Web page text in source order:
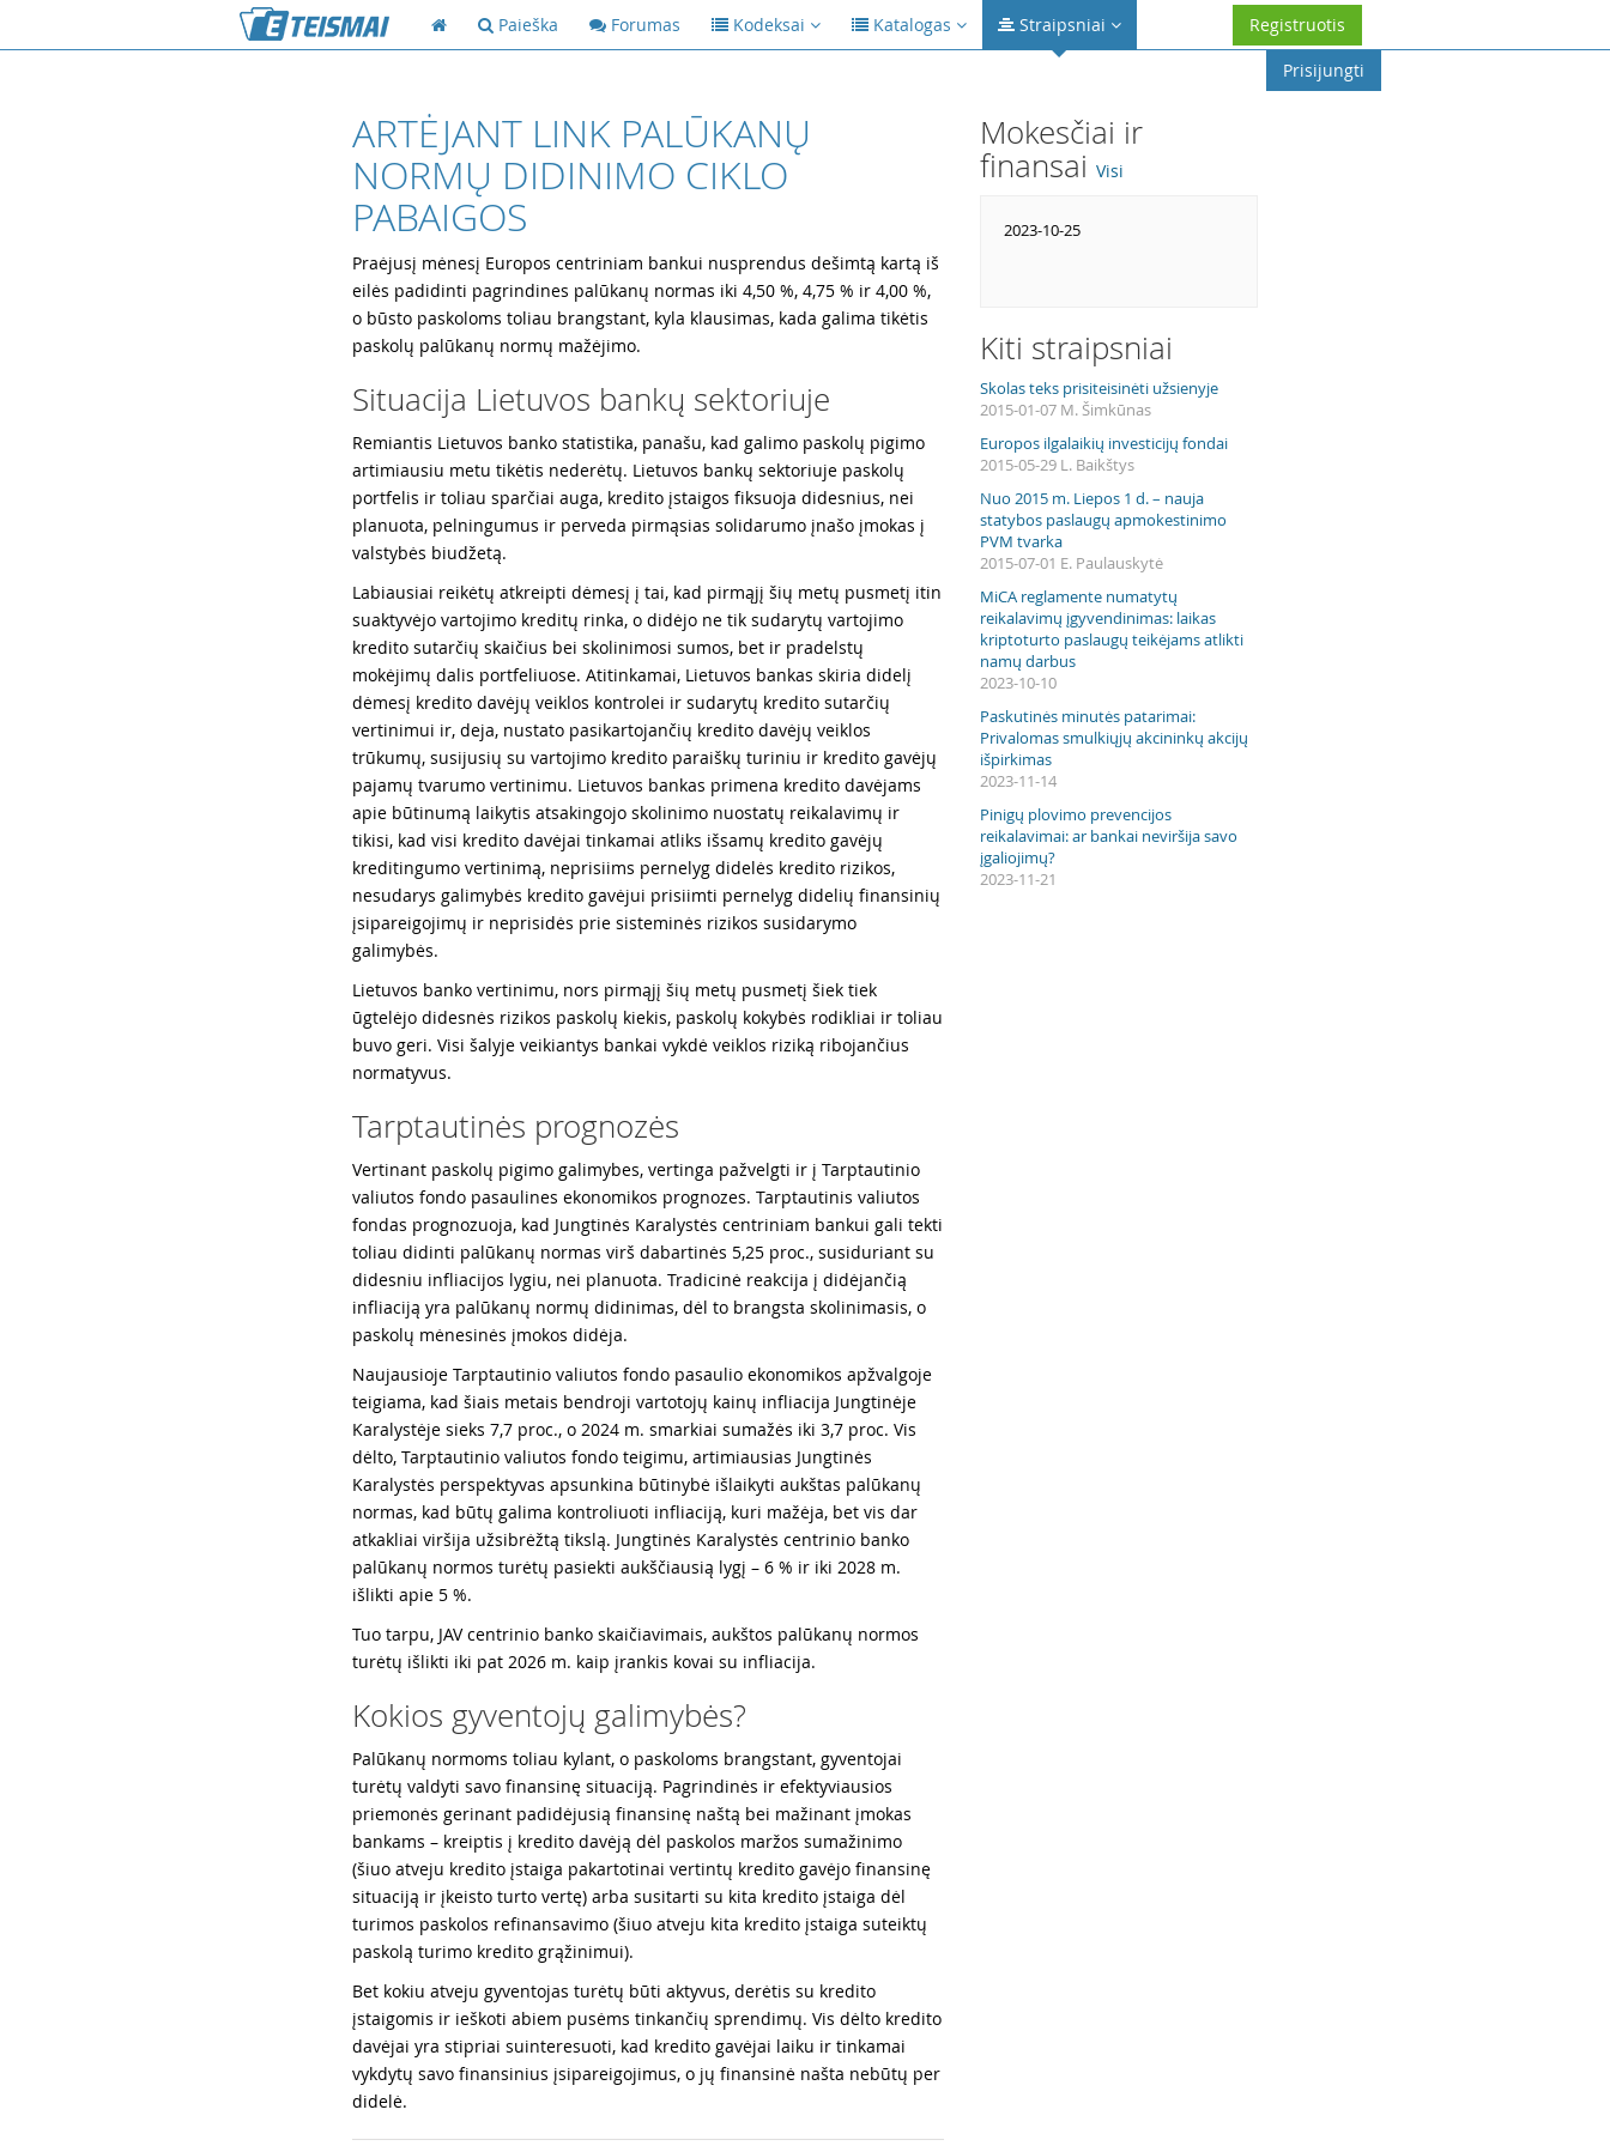
Paieška Forumas Kodeksai Katalogas Straipsniai
Registruotis
Prisijungti
ARTĖJANT LINK PALŪKANŲ
NORMŲ DIDINIMO CIKLO
PABAIGOS
Praėjusį mėnesį Europos centriniam bankui nusprendus dešimtą kartą iš
eilės padidinti pagrindines palūkanų normas iki 4,50 %, 4,75 % ir 4,00 %,
o būsto paskoloms toliau brangstant, kyla klausimas, kada galima tikėtis
paskolų palūkanų normų mažėjimo.
Situacija Lietuvos bankų sektoriuje
Remiantis Lietuvos banko statistika, panašu, kad galimo paskolų pigimo
artimiausiu metu tikėtis nederėtų. Lietuvos bankų sektoriuje paskolų
portfelis ir toliau sparčiai auga, kredito įstaigos fiksuoja didesnius, nei
planuota, pelningumus ir perveda pirmąsias solidarumo įnašo įmokas į
valstybės biudžetą.
Labiausiai reikėtų atkreipti dėmesį į tai, kad pirmąjį šių metų pusmetį itin
suaktyvėjo vartojimo kreditų rinka, o didėjo ne tik sudarytų vartojimo
kredito sutarčių skaičius bei skolinimosi sumos, bet ir pradelstų
mokėjimų dalis portfeliuose. Atitinkamai, Lietuvos bankas skiria didelį
dėmesį kredito davėjų veiklos kontrolei ir sudarytų kredito sutarčių
vertinimui ir, deja, nustato pasikartojančių kredito davėjų veiklos
trūkumų, susijusių su vartojimo kredito paraiškų turiniu ir kredito gavėjų
pajamų tvarumo vertinimu. Lietuvos bankas primena kredito davėjams
apie būtinumą laikytis atsakingojo skolinimo nuostatų reikalavimų ir
tikisi, kad visi kredito davėjai tinkamai atliks išsamų kredito gavėjų
kreditingumo vertinimą, neprisiims pernelyg didelės kredito rizikos,
nesudarys galimybės kredito gavėjui prisiimti pernelyg didelių finansinių
įsipareigojimų ir neprisidės prie sisteminės rizikos susidarymo
galimybės.
Lietuvos banko vertinimu, nors pirmąjį šių metų pusmetį šiek tiek
ūgtelėjo didesnės rizikos paskolų kiekis, paskolų kokybės rodikliai ir toliau
buvo geri. Visi šalyje veikiantys bankai vykdė veiklos riziką ribojančius
normatyvus.
Tarptautinės prognozės
Vertinant paskolų pigimo galimybes, vertinga pažvelgti ir į Tarptautinio
valiutos fondo pasaulines ekonomikos prognozes. Tarptautinis valiutos
fondas prognozuoja, kad Jungtinės Karalystės centriniam bankui gali tekti
toliau didinti palūkanų normas virš dabartinės 5,25 proc., susiduriant su
didesniu infliacijos lygiu, nei planuota. Tradicinė reakcija į didėjančią
infliaciją yra palūkanų normų didinimas, dėl to brangsta skolinimasis, o
paskolų mėnesinės įmokos didėja.
Naujausioje Tarptautinio valiutos fondo pasaulio ekonomikos apžvalgoje
teigiama, kad šiais metais bendroji vartotojų kainų infliacija Jungtinėje
Karalystėje sieks 7,7 proc., o 2024 m. smarkiai sumažės iki 3,7 proc. Vis
dėlto, Tarptautinio valiutos fondo teigimu, artimiausias Jungtinės
Karalystės perspektyvas apsunkina būtinybė išlaikyti aukštas palūkanų
normas, kad būtų galima kontroliuoti infliaciją, kuri mažėja, bet vis dar
atkakliai viršija užsibrėžtą tikslą. Jungtinės Karalystės centrinio banko
palūkanų normos turėtų pasiekti aukščiausią lygį – 6 % ir iki 2028 m.
išlikti apie 5 %.
Tuo tarpu, JAV centrinio banko skaičiavimais, aukštos palūkanų normos
turėtų išlikti iki pat 2026 m. kaip įrankis kovai su infliacija.
Kokios gyventojų galimybės?
Palūkanų normoms toliau kylant, o paskoloms brangstant, gyventojai
turėtų valdyti savo finansinę situaciją. Pagrindinės ir efektyviausios
priemonės gerinant padidėjusią finansinę naštą bei mažinant įmokas
bankams – kreiptis į kredito davėją dėl paskolos maržos sumažinimo
(šiuo atveju kredito įstaiga pakartotinai vertintų kredito gavėjo finansinę
situaciją ir įkeisto turto vertę) arba susitarti su kita kredito įstaiga dėl
turimos paskolos refinansavimo (šiuo atveju kita kredito įstaiga suteiktų
paskolą turimo kredito grąžinimui).
Bet kokiu atveju gyventojas turėtų būti aktyvus, derėtis su kredito
įstaigomis ir ieškoti abiem pusėms tinkančių sprendimų. Vis dėlto kredito
davėjai yra stipriai suinteresuoti, kad kredito gavėjai laiku ir tinkamai
vykdytų savo finansinius įsipareigojimus, o jų finansinė našta nebūtų per
didelė.
Mokesčiai ir
finansaiVisi
2023-10-25
Kiti straipsniai
Skolas teks prisiteisinėti užsienyje
2015-01-07 M. Šimkūnas
Europos ilgalaikių investicijų fondai
2015-05-29 L. Baikštys
Nuo 2015 m. Liepos 1 d. – nauja
statybos paslaugų apmokestinimo
PVM tvarka
2015-07-01 E. Paulauskytė
MiCA reglamente numatytų
reikalavimų įgyvendinimas: laikas
kriptoturto paslaugų teikėjams atlikti
namų darbus
2023-10-10
Paskutinės minutės patarimai:
Privalomas smulkiųjų akcininkų akcijų
išpirkimas
2023-11-14
Pinigų plovimo prevencijos
reikalavimai: ar bankai neviršija savo
įgaliojimų?
2023-11-21